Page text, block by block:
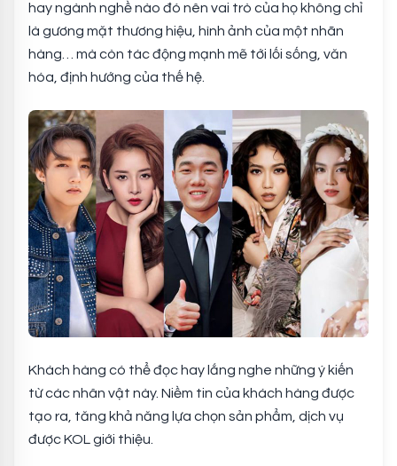
hay ngành nghề nào đó nên vai trò của họ không chỉ
là gương mặt thương hiệu, hình ảnh của một nhãn
hàng… mà còn tác động mạnh mẽ tới lối sống, văn
hóa, định hướng của thế hệ.
Khách hàng có thể đọc hay lắng nghe những ý kiến
từ các nhân vật này. Niềm tin của khách hàng được
tạo ra, tăng khả năng lựa chọn sản phẩm, dịch vụ
được KOL giới thiệu.